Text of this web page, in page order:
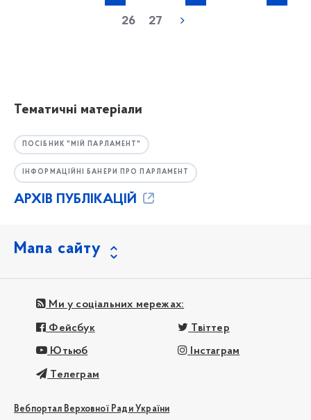
26 27
Тематичні матеріали
ПОСІБНИК "МІЙ ПАРЛАМЕНТ"
ІНФОРМАЦІЙНІ БАНЕРИ ПРО ПАРЛАМЕНТ
АРХІВ ПУБЛІКАЦІЙ
Мапа сайту
Ми у соціальних мережах:
Фейсбук Твіттер
Ютьюб Інстаграм
Телеграм
Вебпортал Верховної Ради України